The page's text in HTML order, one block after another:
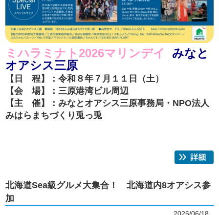
ミハラミナト2026マリンデイ みなと
オアシス三原
【日 程】：令和８年７月１１日（土）
【会 場】：三原港湾ビル周辺
【主 催】
：みなとオアシス三原事務局・NPO法人
みはらまちづくり兎っ兎
北海道Sea級グルメ大集合！ 北海道内8オアシス参
加